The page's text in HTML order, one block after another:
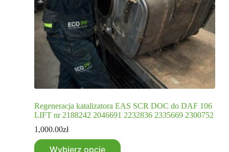
Regeneracja katalizatora EAS SCR DOC do DAF 106
LIFT nr 2188242 2046691 2232836 2335669 2300752
1,000.00zł
Wybierz opcje